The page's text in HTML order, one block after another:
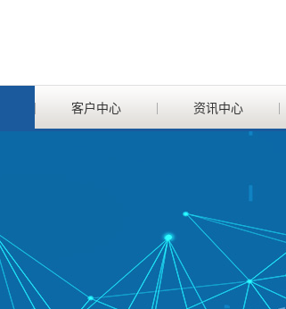
客户中心 资讯中心